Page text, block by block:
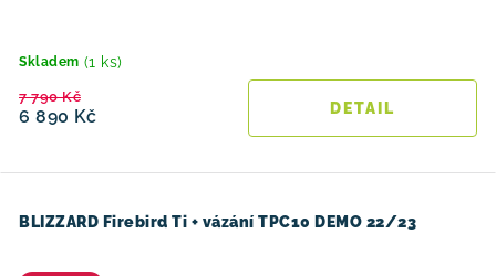
Skladem (1 ks)
6 890 Kč
7 790 Kč
BLIZZARD Firebird Ti + vázání TPC10 DEMO 22/23